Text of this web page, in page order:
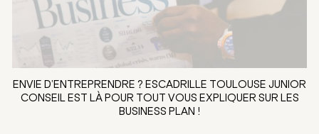
ENVIE D’ENTREPRENDRE ? ESCADRILLE TOULOUSE JUNIOR
CONSEIL EST LÀ POUR TOUT VOUS EXPLIQUER SUR LES
BUSINESS PLAN !